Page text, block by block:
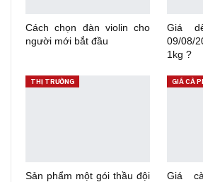
Cách chọn đàn violin cho
người mới bắt đầu
Giá
09/08/
1kg ?
THỊ TRƯỜNG
Sản phẩm một gói thầu đội
GIÁ CÀ
Giá